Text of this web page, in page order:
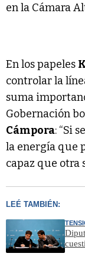
en la Cámara
En los papeles
controlar la
suma
Gobernación
Cámpora: “Si
la energía que
capaz que otra
LEÉ TAMBIÉN: